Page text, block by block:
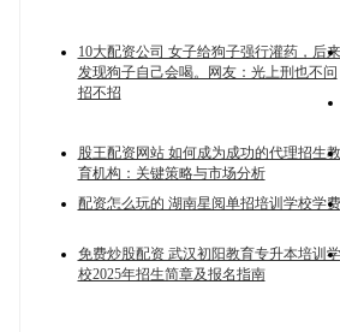
10大配资公司 女子给狗子强行灌药，后来
发现狗子自己会喝。网友：光上刑也不问
招不招
股王配资网站 如何成为成功的代理招生教
育机构：关键策略与市场分析
配资怎么玩的 湖南星阅单招培训学校学费
免费炒股配资 武汉初阳教育专升本培训学
校2025年招生简章及报名指南